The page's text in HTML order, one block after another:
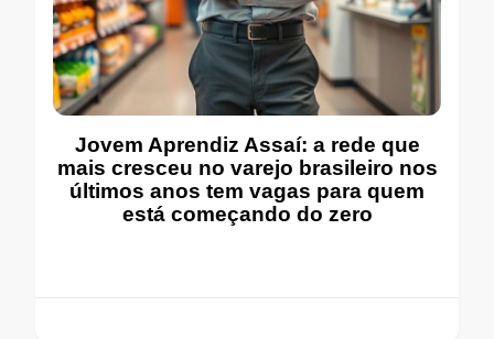
Jovem Aprendiz Assaí: a rede que
mais cresceu no varejo brasileiro nos
últimos anos tem vagas para quem
está começando do zero